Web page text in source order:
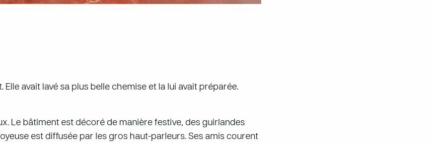
Elle avait lavé sa plus belle chemise et la lui avait préparée.
Le bâtiment est décoré de manière festive, des guirlandes
est diffusée par les gros haut-parleurs. Ses amis courent